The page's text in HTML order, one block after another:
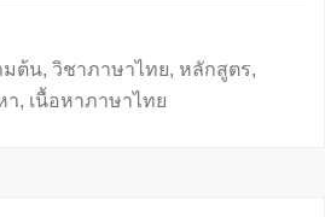
มต้น, วิชาภาษาไทย, หลักสูตร,
า, เนื้อหาภาษาไทย